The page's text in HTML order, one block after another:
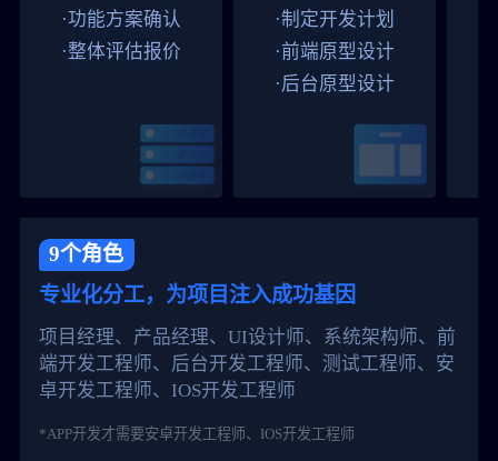
·功能方案确认
·整体评估报价
·制定开发计划
·前端原型设计
·后台原型设计
9个角色
专业化分工，为项目注入成功基因
项目经理、产品经理、UI设计师、系统架构师、前
端开发工程师、后台开发工程师、测试工程师、安
卓开发工程师、IOS开发工程师
*APP开发才需要安卓开发工程师、IOS开发工程师